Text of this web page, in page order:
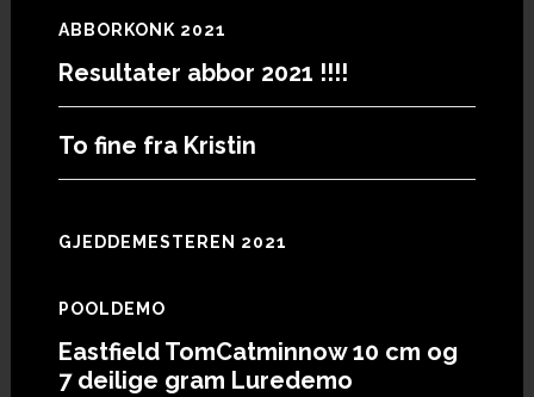
ABBORKONK 2021
Resultater abbor 2021 !!!!
To fine fra Kristin
GJEDDEMESTEREN 2021
POOLDEMO
Eastfield TomCatminnow 10 cm og
7 deilige gram Luredemo